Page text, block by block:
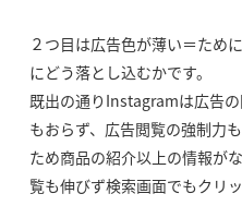
２つ目は広告色が薄い＝ため
にどう落とし込むかです。
既出の通りInstagramは広告
もおらず、広告閲覧の強制力
ため商品の紹介以上の情報が
覧も伸びず検索画面でもクリ